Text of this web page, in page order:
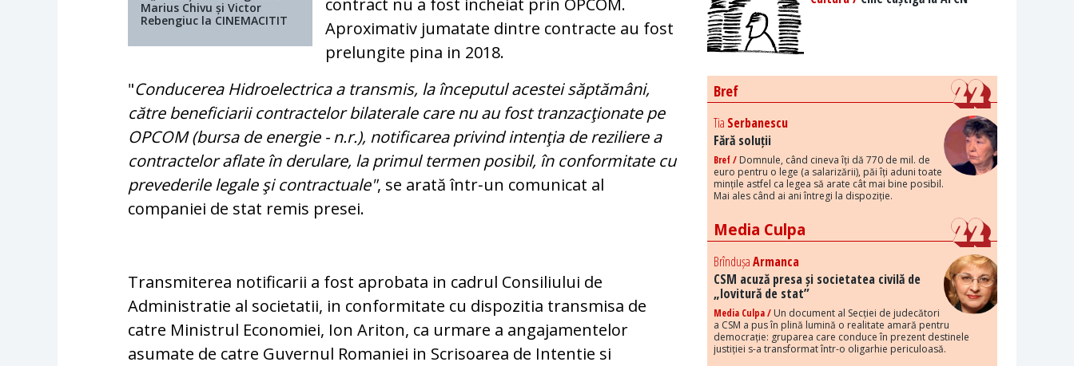
Marius Chivu și Victor
Rebengiuc la CINEMACITIT
contract nu a fost incheiat prin OPCOM.
Aproximativ jumatate dintre contracte au fost
prelungite pina in 2018.
"Conducerea Hidroelectrica a transmis, la începutul acestei săptămâni,
către beneficiarii contractelor bilaterale care nu au fost tranzacţionate pe
OPCOM (bursa de energie - n.r.), notificarea privind in­tenţia de reziliere a
contrac­telor aflate în derulare, la primul termen posibil, în conformitate cu
prevederile legale şi contractuale", se arată într‑un comunicat al
companiei de stat remis presei.
Transmiterea notificarii a fost aprobata in cadrul Consiliului de
Administratie al societatii, in conformitate cu dispozitia transmisa de
catre Ministrul Economiei, Ion Ariton, ca urmare a angajamentelor
asumate de catre Guvernul Romaniei in Scrisoarea de Intentie si
Bref
Tia Serbanescu
Fără soluții
Bref / Domnule, când cineva îți dă 770 de mil. de
euro pentru o lege (a salarizării), păi îți aduni toate
mințile astfel ca legea să arate cât mai bine posibil.
Mai ales când ai ani întregi la dispoziție.
Media Culpa
BrîndușaArmanca
CSM acuză presa și societatea civilă de
„lovitură de stat”
Media Culpa / Un document al Secției de judecători
a CSM a pus în plină lumină o realitate amară pentru
democrație: gruparea care conduce în prezent destinele
justiției s-a transformat într-o oligarhie periculoasă.